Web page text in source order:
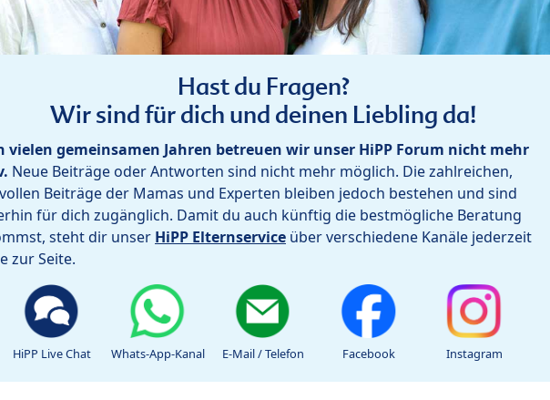
Hast du Fragen?
Wir sind für dich und deinen Liebling da!
vielen gemeinsamen Jahren betreuen wir unser HiPP Forum nicht mehr
Neue Beiträge oder Antworten sind nicht mehr möglich. Die zahlreichen,
Beiträge der Mamas und Experten bleiben jedoch bestehen und sind
für dich zugänglich. Damit du auch künftig die bestmögliche Beratung
steht dir unser HiPP Elternservice über verschiedene Kanäle jederzeit
zur Seite.
HiPP Live Chat Whats-App-Kanal E-Mail / Telefon Facebook Instagram